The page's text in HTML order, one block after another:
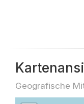
Geografische